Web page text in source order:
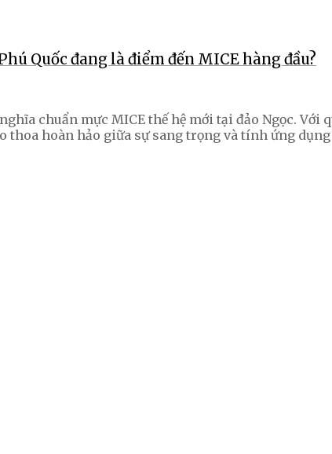
Quốc đang là điểm đến MICE hàng đầu?
chuẩn mực MICE thế hệ mới tại đảo Ngọc.
thoa hoàn hảo giữa sự sang trọng và tính ứng